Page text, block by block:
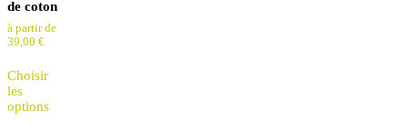
de coton
à partir de
39,00 €
Choisir
les
options